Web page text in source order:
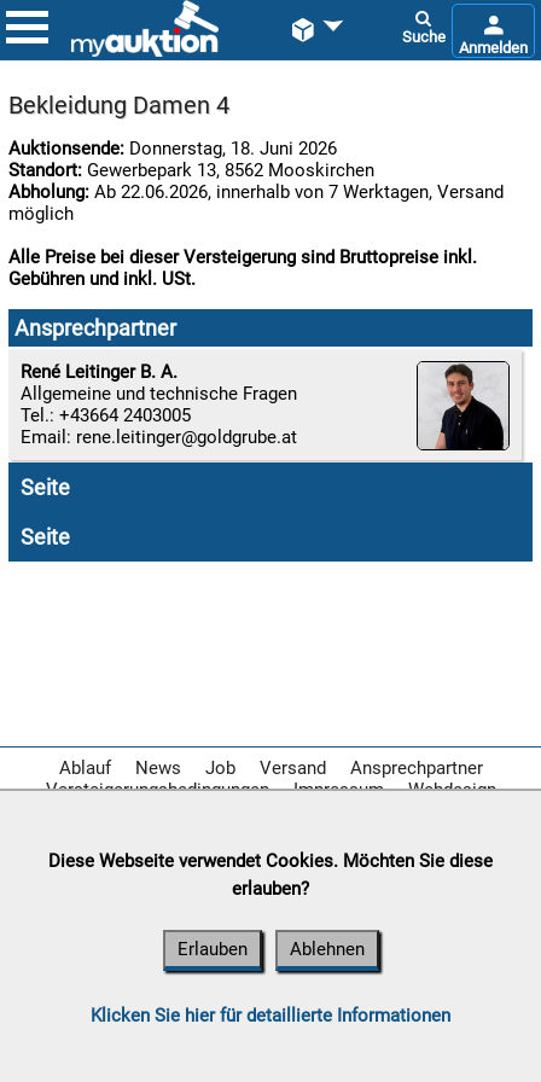
 
06.08:

06.08:
06.08:
Bekleidung Damen 4
Auktionsende: Donnerstag, 18. Juni 2026
Standort: Gewerbepark 13, 8562 Mooskirchen
Abholung: Ab 22.06.2026, innerhalb von 7 Werktagen, Versand
möglich
Alle Preise bei dieser Versteigerung sind Bruttopreise inkl.
Gebühren und inkl. USt.
Ansprechpartner
René Leitinger B. A.
Allgemeine und technische Fragen
Tel.: +43664 2403005
Email: rene.leitinger
Seite
Seite
Ablauf News Job Versand
Ansprechpartner
Versteigerungsbedingungen
Impressum Webdesign
Diese Webseite verwendet Cookies. Möchten Sie diese
erlauben?
Erlauben Ablehnen
Klicken Sie hier für detaillierte Informationen